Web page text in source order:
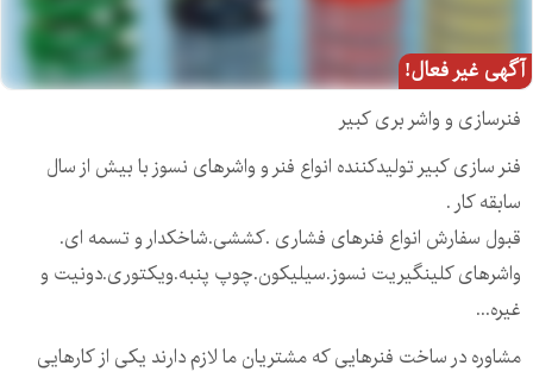
آگهی غیر فعال!
فنرسازی و واشر بری کبیر
فنر سازی کبیر تولیدکننده انواع فنر و واشرهای نسوز با بیش از سال
سابقه کار .
قبول سفارش انواع فنرهای فشاری .کششی.شاخکدار و تسمه ای.
واشرهای کلینگیریت نسوز.سیلیکون.چوپ پنبه.ویکتوری.دونیت و
غیره...
مشاوره در ساخت فنرهایی که مشتریان ما لازم دارند یکی از کارهایی